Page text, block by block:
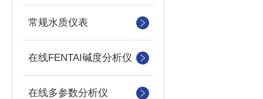
常规水质仪表
在线FENTAI碱度分析仪
在线多参数分析仪